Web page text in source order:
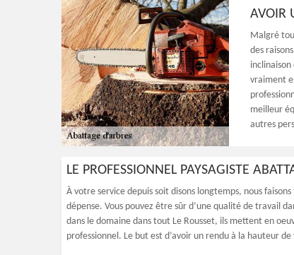
AVOIR
Malgré
des
inclinaison
vraiment
meilleur
autres
LE PROFESSIONNEL PAYSAGISTE
À votre service depuis soit disons longtemps, nous
dépense. Vous pouvez être sûr d’une qualité de travail
dans le domaine dans tout Le Rousset, ils mettent en
professionnel. Le but est d’avoir un rendu à la hauteur